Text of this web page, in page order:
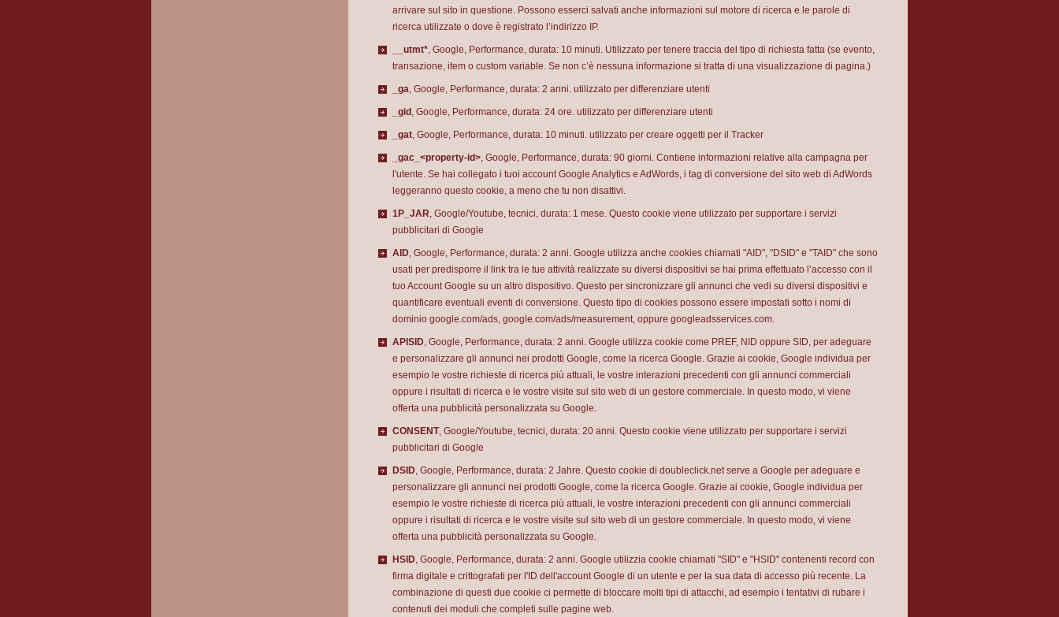
arrivare sul sito in questione. Possono esserci salvati anche informazioni sul motore di ricerca e le parole di
ricerca utilizzate o dove è registrato l’indirizzo IP.
__utmt*, Google, Performance, durata: 10 minuti. Utilizzato per tenere traccia del tipo di richiesta fatta (se evento,
transazione, item o custom variable. Se non c’è nessuna informazione si tratta di una visualizzazione di pagina.)
_ga, Google, Performance, durata: 2 anni. utilizzato per differenziare utenti
_gid , Google, Performance, durata: 24 ore. utilizzato per differenziare utenti
_gat, Google, Performance, durata: 10 minuti. utilizzato per creare oggetti per il Tracker
_gac_<property-id>, Google, Performance, durata: 90 giorni. Contiene informazioni relative alla campagna per
l'utente. Se hai collegato i tuoi account Google Analytics e AdWords, i tag di conversione del sito web di AdWords
leggeranno questo cookie, a meno che tu non disattivi.
1P_JAR, Google/Youtube, tecnici, durata: 1 mese. Questo cookie viene utilizzato per supportare i servizi
pubblicitari di Google
AID, Google, Performance, durata: 2 anni. Google utilizza anche cookies chiamati "AID", "DSID" e "TAID" che sono
usati per predisporre il link tra le tue attività realizzate su diversi dispositivi se hai prima effettuato l’accesso con il
tuo Account Google su un altro dispositivo. Questo per sincronizzare gli annunci che vedi su diversi dispositivi e
quantificare eventuali eventi di conversione. Questo tipo di cookies possono essere impostati sotto i nomi di
dominio google.com/ads, google.com/ads/measurement, oppure googleadsservices.com.
APISID, Google, Performance, durata: 2 anni. Google utilizza cookie come PREF, NID oppure SID, per adeguare
e personalizzare gli annunci nei prodotti Google, come la ricerca Google. Grazie ai cookie, Google individua per
esempio le vostre richieste di ricerca più attuali, le vostre interazioni precedenti con gli annunci commerciali
oppure i risultati di ricerca e le vostre visite sul sito web di un gestore commerciale. In questo modo, vi viene
offerta una pubblicità personalizzata su Google.
CONSENT, Google/Youtube, tecnici, durata: 20 anni. Questo cookie viene utilizzato per supportare i servizi
pubblicitari di Google
DSID, Google, Performance, durata: 2 Jahre. Questo cookie di doubleclick.net serve a Google per adeguare e
personalizzare gli annunci nei prodotti Google, come la ricerca Google. Grazie ai cookie, Google individua per
esempio le vostre richieste di ricerca più attuali, le vostre interazioni precedenti con gli annunci commerciali
oppure i risultati di ricerca e le vostre visite sul sito web di un gestore commerciale. In questo modo, vi viene
offerta una pubblicità personalizzata su Google.
HSID, Google, Performance, durata: 2 anni. Google utilizzia cookie chiamati "SID" e "HSID" contenenti record con
firma digitale e crittografati per l'ID dell'account Google di un utente e per la sua data di accesso più recente. La
combinazione di questi due cookie ci permette di bloccare molti tipi di attacchi, ad esempio i tentativi di rubare i
contenuti dei moduli che completi sulle pagine web.